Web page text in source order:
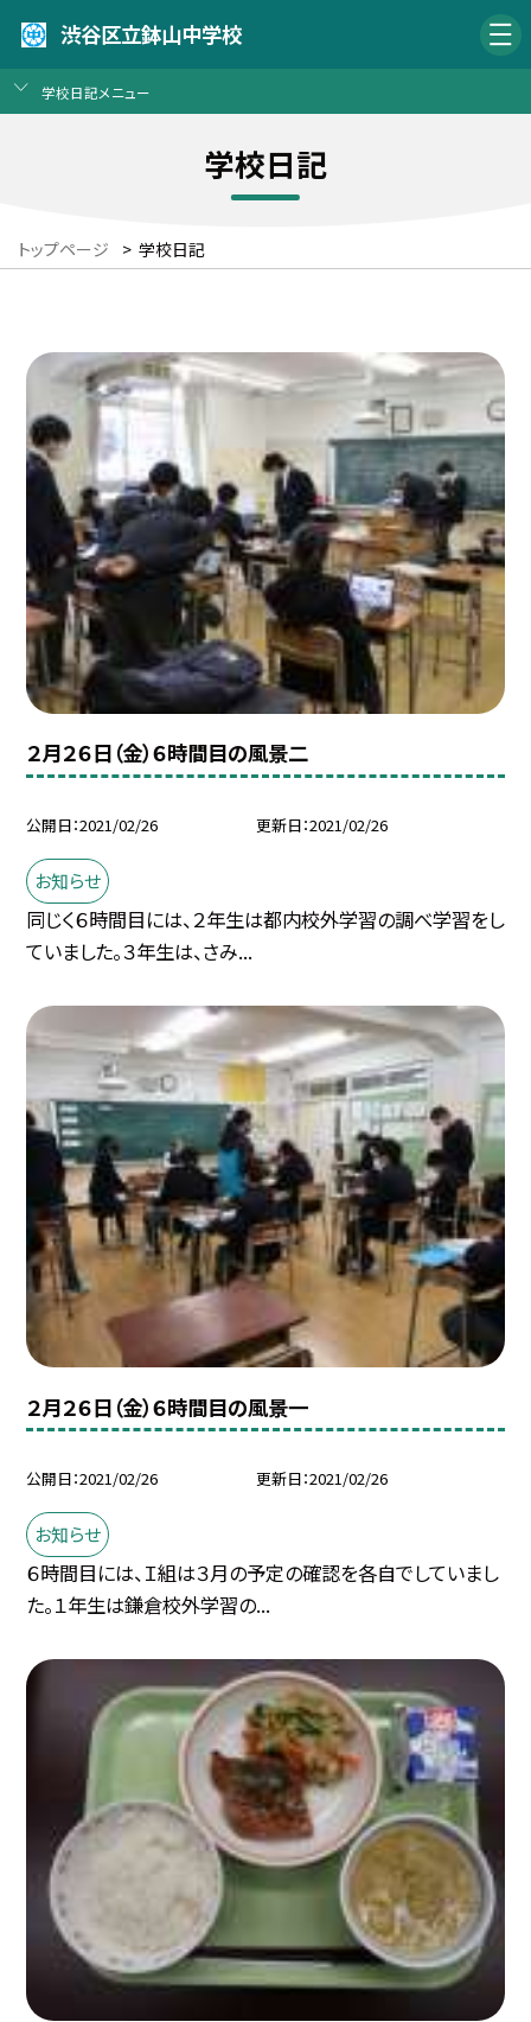
渋谷区立鉢山中学校
学校日記メニュー
学校日記
トップページ > 学校日記
２月２６日（金）６時間目の風景二
公開日 2021/02/26 更新日 2021/02/26
お知らせ
同じく６時間目には、２年生は都内校外学習の調べ学習をし
ていました。３年生は、さみ...
２月２６日（金）６時間目の風景一
公開日 2021/02/26 更新日 2021/02/26
お知らせ
６時間目には、Ｉ組は３月の予定の確認を各自でしていまし
た。１年生は鎌倉校外学習の...